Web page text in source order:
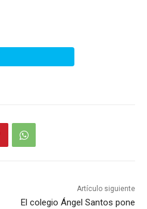
Artículo siguiente
El colegio Ángel Santos pone